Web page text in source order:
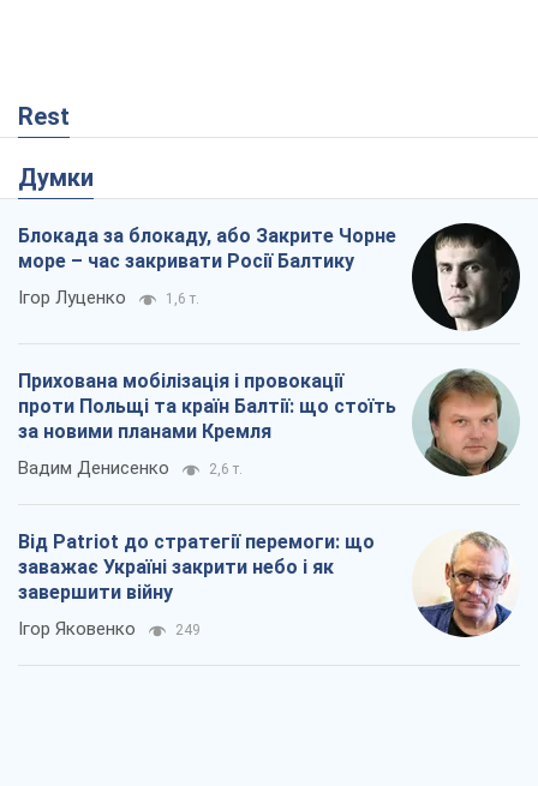
Rest
Думки
Блокада за блокаду, або Закрите Чорне
море – час закривати Росії Балтику
Ігор Луценко 1,6 т.
Прихована мобілізація і провокації
проти Польщі та країн Балтії: що стоїть
за новими планами Кремля
Вадим Денисенко 2,6 т.
Від Patriot до стратегії перемоги: що
заважає Україні закрити небо і як
завершити війну
Ігор Яковенко 249